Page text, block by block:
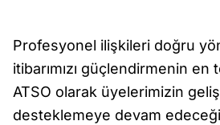
Profesyonel ilişkileri doğru
itibarımızı güçlendirmenin en
ATSO olarak üyelerimizin
desteklemeye devam